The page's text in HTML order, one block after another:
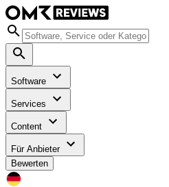
Software
Services
Content
Für Anbieter
Bewerten